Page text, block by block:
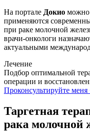
На портале Докио можно
применяются
при раке молочной
врачи-онкологи
актуальными
Лечение
Подбор оптимальной
операции и
Проконсультируйте меня
Таргетная
рака молочной